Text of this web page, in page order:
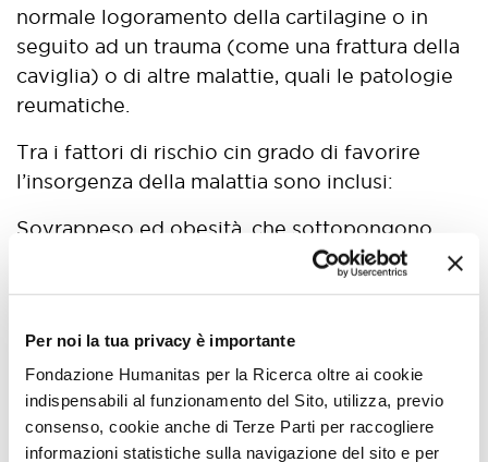
Per noi la tua privacy è importante
Fondazione Humanitas per la Ricerca oltre ai cookie
indispensabili al funzionamento del Sito, utilizza, previo
consenso, cookie anche di Terze Parti per raccogliere
informazioni statistiche sulla navigazione del sito e per
normale logoramento della cartilagine o in
seguito ad un trauma (come una frattura della
caviglia) o di altre malattie, quali le patologie
reumatiche.
Tra i fattori di rischio cin grado di favorire
l’insorgenza della malattia sono inclusi:
Sovrappeso ed obesità, che sottopongono
l’articolazione della caviglia a uno sforzo
L’erroneo allineamento dell’articolazione, che
cartilagine.
La ripetizione di traumi o microtraumi subiti –